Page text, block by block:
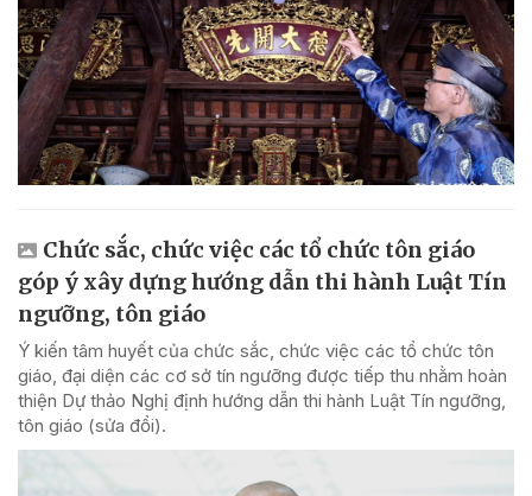
Chức sắc, chức việc các tổ chức tôn giáo
góp ý xây dựng hướng dẫn thi hành Luật Tín
ngưỡng, tôn giáo
Ý kiến tâm huyết của chức sắc, chức việc các tổ chức tôn
giáo, đại diện các cơ sở tín ngưỡng được tiếp thu nhằm hoàn
thiện Dự thảo Nghị định hướng dẫn thi hành Luật Tín ngưỡng,
tôn giáo (sửa đổi).